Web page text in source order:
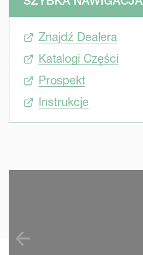
Znajdź Dealera
Katalogi Części
Prospekt
Instrukcje